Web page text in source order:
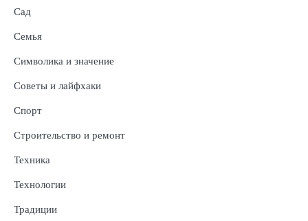
Сад
Семья
Символика и значение
Советы и лайфхаки
Спорт
Строительство и ремонт
Техника
Технологии
Традиции